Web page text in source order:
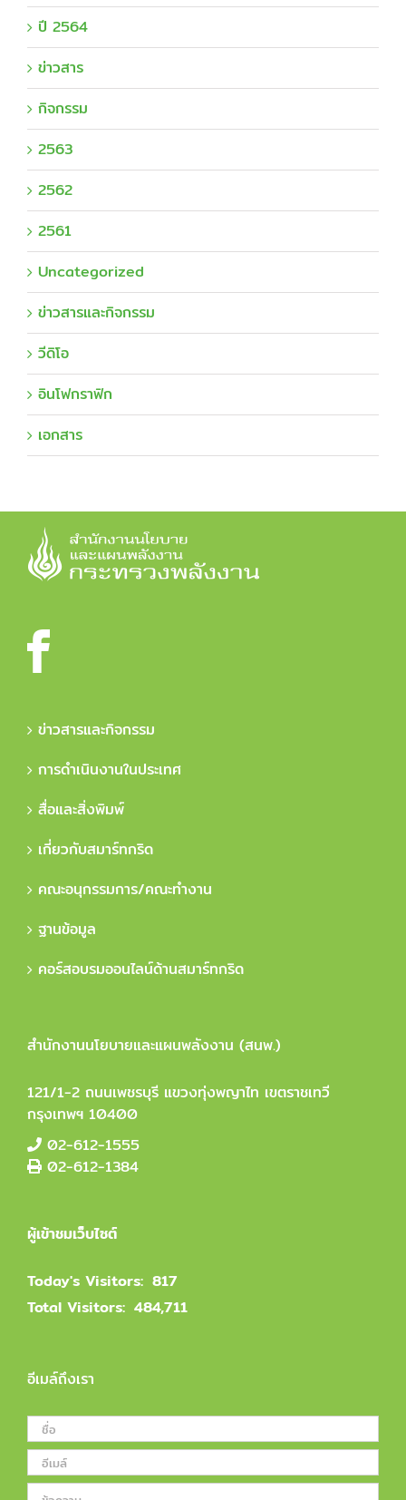
ปี 2564
ข่าวสาร
กิจกรรม
2563
2562
2561
Uncategorized
ข่าวสารและกิจกรรม
วีดิโอ
อินโฟกราฟิก
เอกสาร
ข่าวสารและกิจกรรม
การดำเนินงานในประเทศ
สื่อและสิ่งพิมพ์
เกี่ยวกับสมาร์ทกริด
คณะอนุกรรมการ/คณะทำงาน
ฐานข้อมูล
คอร์สอบรมออนไลน์ด้านสมาร์ทกริด
สำนักงานนโยบายและแผนพลังงาน (สนพ.)
121/1-2 ถนนเพชรบุรี แขวงทุ่งพญาไท เขตราชเทวี
กรุงเทพฯ 10400
02-612-1555
02-612-1384
ผู้เข้าชมเว็บไซต์
Today's Visitors: 817
Total Visitors: 484,711
อีเมล์ถึงเรา